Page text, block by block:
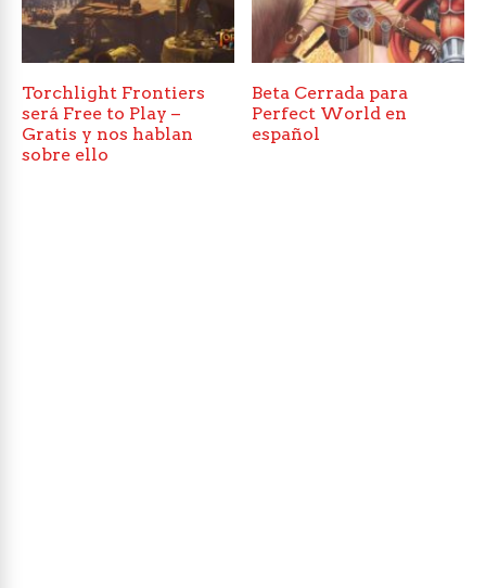
Torchlight Frontiers
será Free to Play –
Gratis y nos hablan
sobre ello
Beta Cerrada para
Perfect World en
español